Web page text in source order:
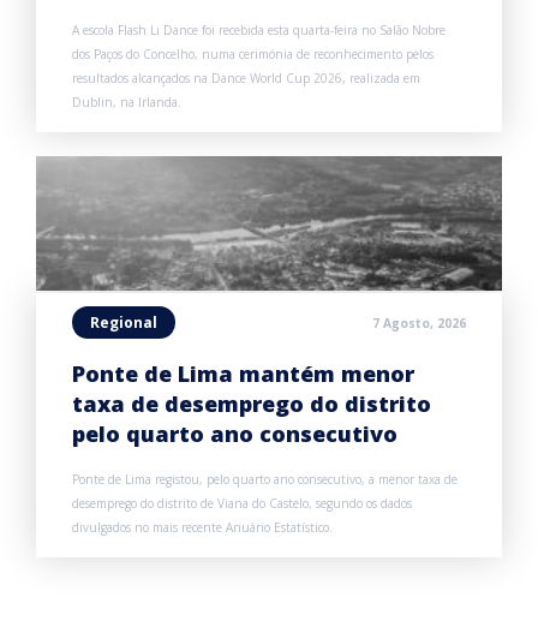
A escola Flash Li Dance foi recebida esta quarta-feira no Salão Nobre
dos Paços do Concelho, numa cerimónia de reconhecimento pelos
resultados alcançados na Dance World Cup 2026, realizada em
Dublin, na Irlanda.
Regional 7 Agosto, 2026
Ponte de Lima mantém menor
taxa de desemprego do distrito
pelo quarto ano consecutivo
Ponte de Lima registou, pelo quarto ano consecutivo, a menor taxa de
desemprego do distrito de Viana do Castelo, segundo os dados
divulgados no mais recente Anuário Estatístico.